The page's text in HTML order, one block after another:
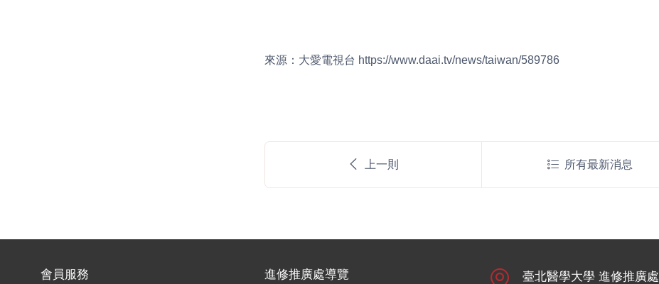
來源：大愛電視台 https://www.daai.tv/news/taiwan/589786
上一則 所有最新消息
會員服務 進修推廣處導覽 臺北醫學大學 進修推廣處